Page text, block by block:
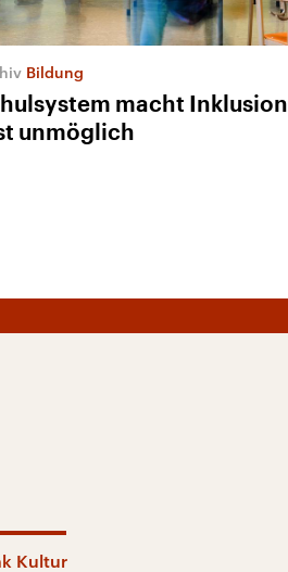
Bildung
macht Inklusion
unmöglich
Kultur